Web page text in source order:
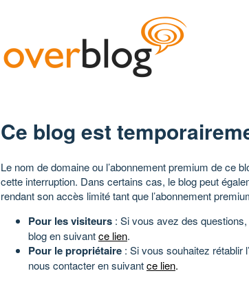
Ce blog est
Le nom de domaine ou l’abonnement premium de ce
cette interruption. Dans certains cas, le blog peut
rendant son accès limité tant que l’abonnement
Pour les visiteurs : Si vous avez des
blog en suivantce lien.
Pour le propriétaire : Si vous souhaitez rétablir
nous contacter en suivantce lien.